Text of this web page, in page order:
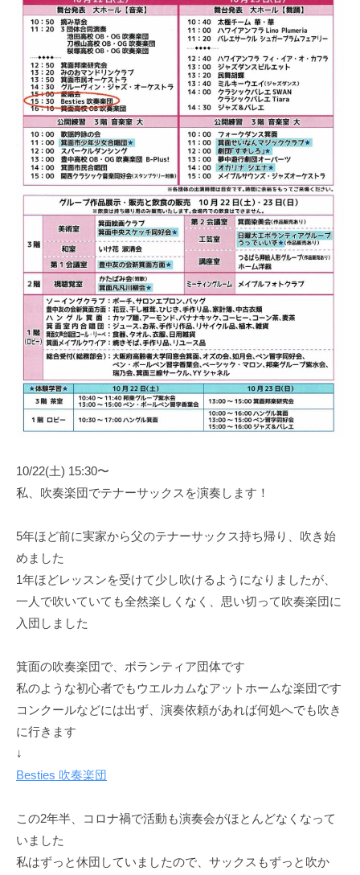
10/22(土) 15:30〜
私、吹奏楽団でテナーサックスを演奏します！
5年ほど前に実家から父のテナーサックス持ち帰り、吹き始
めました
1年ほどレッスンを受けて少し吹けるようになりましたが、
一人で吹いていても全然楽しくなく、思い切って吹奏楽団に
入団しました
箕面の吹奏楽団で、ボランティア団体です
私のような初心者でもウエルカムなアットホームな楽団です
コンクールなどには出ず、演奏依頼があれば何処へでも吹き
に行きます
↓
Besties 吹奏楽団
この2年半、コロナ禍で活動も演奏会がほとんどなくなって
いました
私はずっと休団していましたので、サックスもずっと吹か